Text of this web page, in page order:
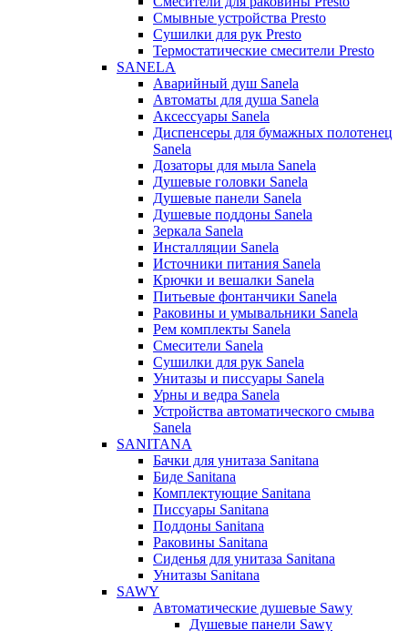
Смывные устройства Presto
Сушилки для рук Presto
Термостатические смесители Presto
SANELA
Аварийный душ Sanela
Автоматы для душа Sanela
Аксессуары Sanela
Диспенсеры для бумажных полотенец
Sanela
Дозаторы для мыла Sanela
Душевые головки Sanela
Душевые панели Sanela
Душевые поддоны Sanela
Зеркала Sanela
Инсталляции Sanela
Источники питания Sanela
Крючки и вешалки Sanela
Питьевые фонтанчики Sanela
Раковины и умывальники Sanela
Рем комплекты Sanela
Смесители Sanela
Сушилки для рук Sanela
Унитазы и писсуары Sanela
Урны и ведра Sanela
Устройства автоматического смыва
Sanela
SANITANA
Бачки для унитаза Sanitana
Биде Sanitana
Комплектующие Sanitana
Писсуары Sanitana
Поддоны Sanitana
Раковины Sanitana
Сиденья для унитаза Sanitana
Унитазы Sanitana
SAWY
Автоматические душевые Sawy
Душевые панели Sawy